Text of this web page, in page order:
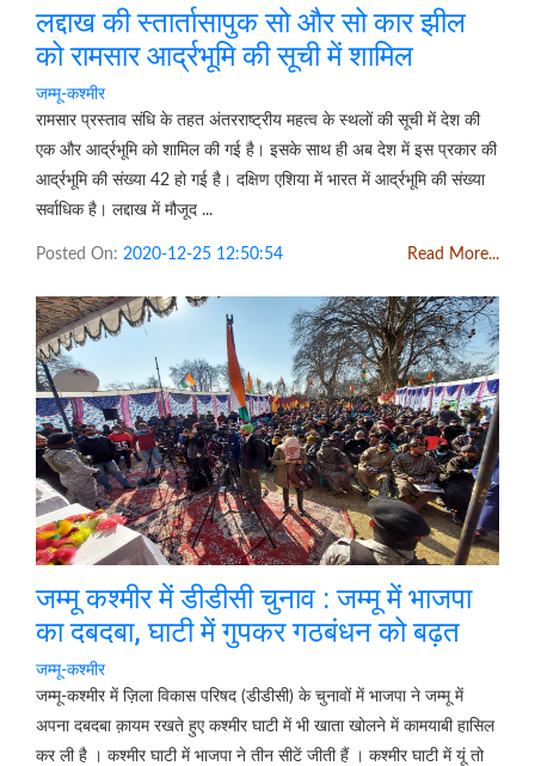
लद्दाख की स्तार्तासापुक सो और सो कार झील
को रामसार आर्द्रभूमि की सूची में शामिल
जम्मू-कश्मीर
रामसार प्रस्ताव संधि के तहत अंतरराष्ट्रीय महत्व के स्थलों की सूची में देश की
एक और आर्द्रभूमि को शामिल की गई है। इसके साथ ही अब देश में इस प्रकार की
आर्द्रभूमि की संख्या 42 हो गई है। दक्षिण एशिया में भारत में आर्द्रभूमि की संख्या
सर्वाधिक है। लद्दाख में मौजूद ...
Posted On: 2020-12-25 12:50:54 Read More...
जम्मू कश्मीर में डीडीसी चुनाव : जम्मू में भाजपा
का दबदबा, घाटी में गुपकर गठबंधन को बढ़त
जम्मू-कश्मीर
जम्मू-कश्मीर में ज़िला विकास परिषद (डीडीसी) के चुनावों में भाजपा ने जम्मू में
अपना दबदबा क़ायम रखते हुए कश्मीर घाटी में भी खाता खोलने में कामयाबी हासिल
कर ली है । कश्मीर घाटी में भाजपा ने तीन सीटें जीती हैं । कश्मीर घाटी में यूं तो